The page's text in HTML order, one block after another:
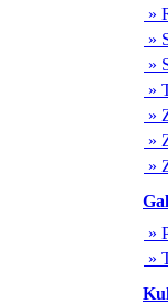
»
»
»
»
»
»
»
»
»